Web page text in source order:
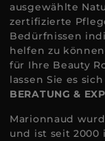
ausgewählte
zertifizierte
Bedürfnissen
helfen zu
für Ihre Beauty
lassen Sie es
BERATUNG &
Marionnaud
und ist seit 2000